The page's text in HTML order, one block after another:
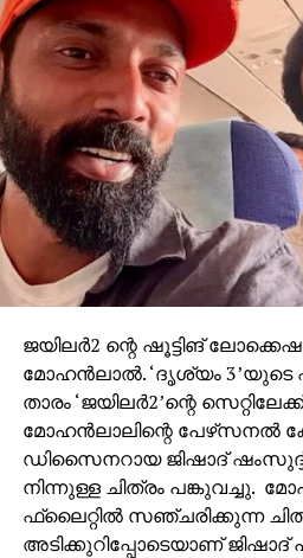
ജയിലര്‍2 ന്റെ ഷൂട്ടിങ്
മോഹന്‍ലാല്‍. ‘ദൃശ്യം
താരം ‘ജയിലര്‍2’ന്റെ
മോഹന്‍ലാലിന്റെ പേഴ്‌സനല്‍
ഡിസൈനറായ ജിഷാദ്
നിന്നുള്ള ചിത്രം പങ്കുവച്ചു.
ഫ്‌ലൈറ്റില്‍ സഞ്ചരിക്കുന്ന
അടിക്കുറിപ്പോടെയാണ് ജിഷാദ്